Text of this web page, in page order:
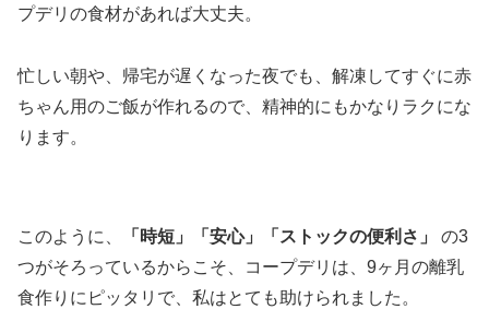
プデリの食材があれば大丈夫。
忙しい朝や、帰宅が遅くなった夜でも、解凍してすぐに赤
ちゃん用のご飯が作れるので、精神的にもかなりラクにな
ります。
このように、 「時短」「安心」「ストックの便利さ」
の3
つがそろっているからこそ、コープデリは、9ヶ月の離乳
食作りにピッタリで、私はとても助けられました。